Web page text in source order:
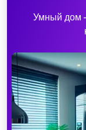
Умный дом